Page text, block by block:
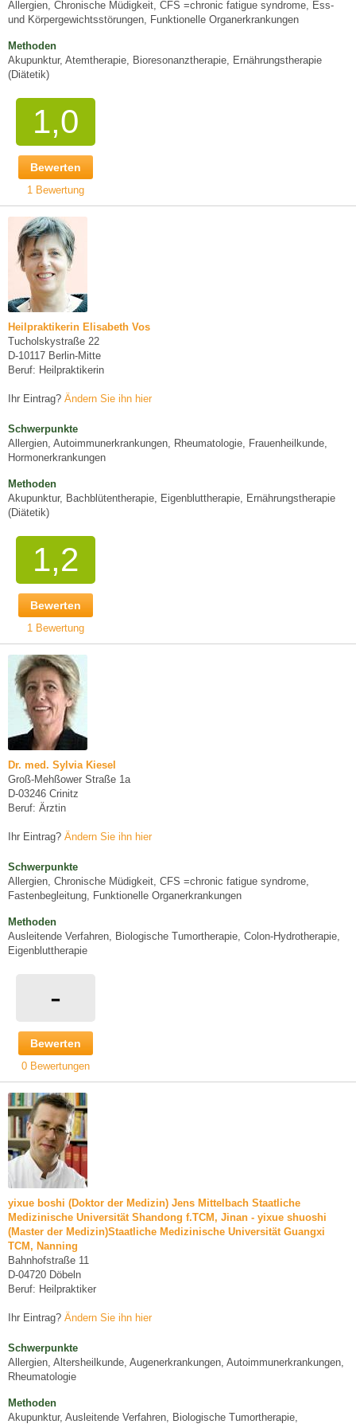
Allergien, Chronische Müdigkeit, CFS =chronic fatigue syndrome, Ess-
und Körpergewichtsstörungen, Funktionelle Organerkrankungen
Methoden
Akupunktur, Atemtherapie, Bioresonanztherapie, Ernährungstherapie
(Diätetik)
1,0
Bewerten
1 Bewertung
Heilpraktikerin Elisabeth Vos
Tucholskystraße 22
D-10117 Berlin-Mitte
Beruf: Heilpraktikerin
Ihr Eintrag? Ändern Sie ihn hier
Schwerpunkte
Allergien, Autoimmunerkrankungen, Rheumatologie, Frauenheilkunde,
Hormonerkrankungen
Methoden
Akupunktur, Bachblütentherapie, Eigenbluttherapie, Ernährungstherapie
(Diätetik)
1,2
Bewerten
1 Bewertung
Dr. med. Sylvia Kiesel
Groß-Mehßower Straße 1a
D-03246 Crinitz
Beruf: Ärztin
Ihr Eintrag? Ändern Sie ihn hier
Schwerpunkte
Allergien, Chronische Müdigkeit, CFS =chronic fatigue syndrome,
Fastenbegleitung, Funktionelle Organerkrankungen
Methoden
Ausleitende Verfahren, Biologische Tumortherapie, Colon-Hydrotherapie,
Eigenbluttherapie
-
Bewerten
0 Bewertungen
yixue boshi (Doktor der Medizin) Jens Mittelbach Staatliche
Medizinische Universität Shandong f.TCM, Jinan - yixue shuoshi
(Master der Medizin)Staatliche Medizinische Universität Guangxi
TCM, Nanning
Bahnhofstraße 11
D-04720 Döbeln
Beruf: Heilpraktiker
Ihr Eintrag? Ändern Sie ihn hier
Schwerpunkte
Allergien, Altersheilkunde, Augenerkrankungen, Autoimmunerkrankungen,
Rheumatologie
Methoden
Akupunktur, Ausleitende Verfahren, Biologische Tumortherapie,